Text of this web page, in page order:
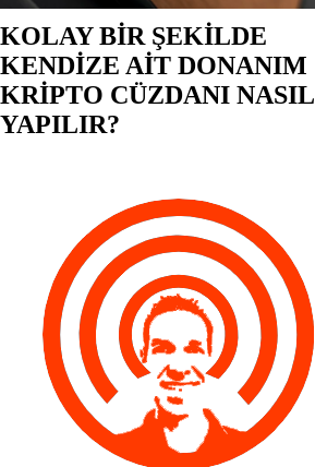
KOLAY BİR ŞEKİLDE
KENDİZE AİT DONANIM
KRİPTO CÜZDANI NASIL
YAPILIR?